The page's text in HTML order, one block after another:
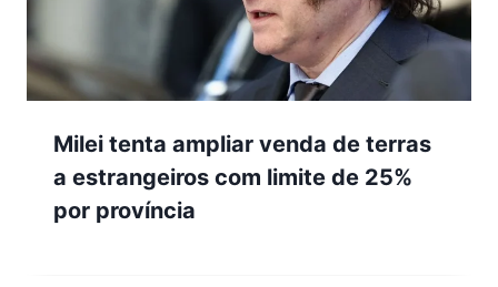
Milei tenta ampliar venda de terras
a estrangeiros com limite de 25%
por província